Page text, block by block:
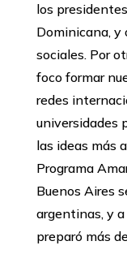
los
Dominicana, y
sociales. Por
foco formar
redes
universidades
las ideas más
Programa
Buenos Aires
argentinas, y
preparó más